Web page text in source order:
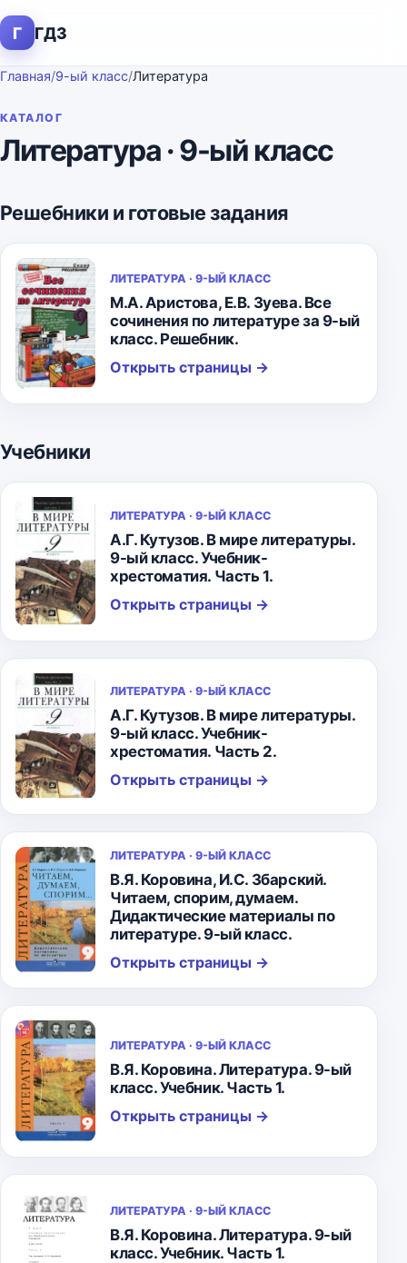
Г ГДЗ
Главная/9-ый класс/Литература
КАТАЛОГ
Литература · 9-ый класс
Решебники и готовые задания
ЛИТЕРАТУРА · 9-ЫЙ КЛАСС
М.А. Аристова, Е.В. Зуева. Все
сочинения по литературе за 9-ый
класс. Решебник.
Открыть страницы →
Учебники
ЛИТЕРАТУРА · 9-ЫЙ КЛАСС
А.Г. Кутузов. В мире литературы.
9-ый класс. Учебник-
хрестоматия. Часть 1.
Открыть страницы →
ЛИТЕРАТУРА · 9-ЫЙ КЛАСС
А.Г. Кутузов. В мире литературы.
9-ый класс. Учебник-
хрестоматия. Часть 2.
Открыть страницы →
ЛИТЕРАТУРА · 9-ЫЙ КЛАСС
В.Я. Коровина, И.С. Збарский.
Читаем, спорим, думаем.
Дидактические материалы по
литературе. 9-ый класс.
Открыть страницы →
ЛИТЕРАТУРА · 9-ЫЙ КЛАСС
В.Я. Коровина. Литература. 9-ый
класс. Учебник. Часть 1.
Открыть страницы →
ЛИТЕРАТУРА · 9-ЫЙ КЛАСС
В.Я. Коровина. Литература. 9-ый
класс. Учебник. Часть 1.